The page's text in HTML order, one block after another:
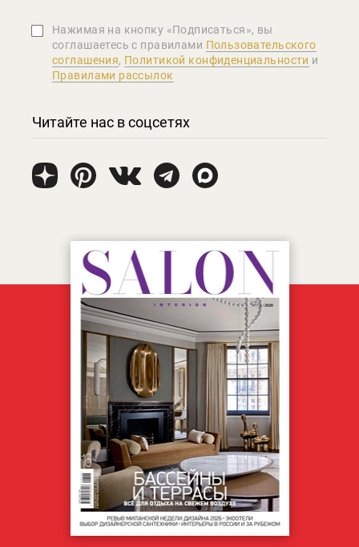
Нажимая на кнопку «Подписаться», вы
соглашаетеcь с правилами Пользовательского
соглашения, Политикой конфиденциальности и
Правилами рассылок
Читайте нас в соцсетях